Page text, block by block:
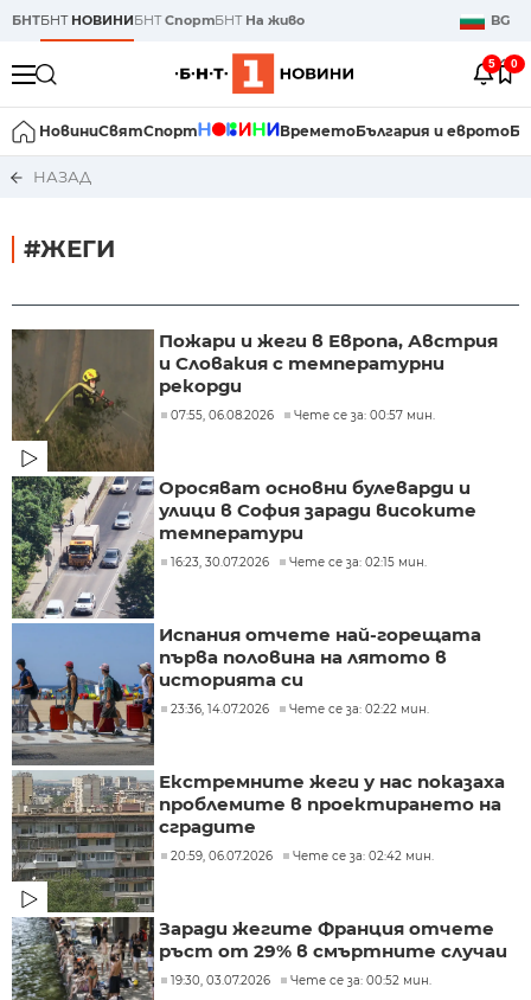
БНТБНТ НОВИНИБНТСпортБНТ На живо BG
5 0
НовиниСвятСпорт ВреметоБългария и еврото
НАЗАД
#ЖЕГИ
Пожари и жеги в Европа, Австрия
и Словакия с температурни
рекорди
07:55, 06.08.2026 Чете се за: 00:57 мин.
Оросяват основни булеварди и
улици в София заради високите
температури
16:23, 30.07.2026 Чете се за: 02:15 мин.
Испания отчете най-горещата
първа половина на лятото в
историята си
23:36, 14.07.2026 Чете се за: 02:22 мин.
Екстремните жеги у нас показаха
проблемите в проектирането на
сградите
20:59, 06.07.2026 Чете се за: 02:42 мин.
Заради жегите Франция отчете
ръст от 29% в смъртните случаи
19:30, 03.07.2026 Чете се за: 00:52 мин.